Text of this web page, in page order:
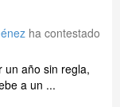
ha contestado
un año sin regla,
a un ...